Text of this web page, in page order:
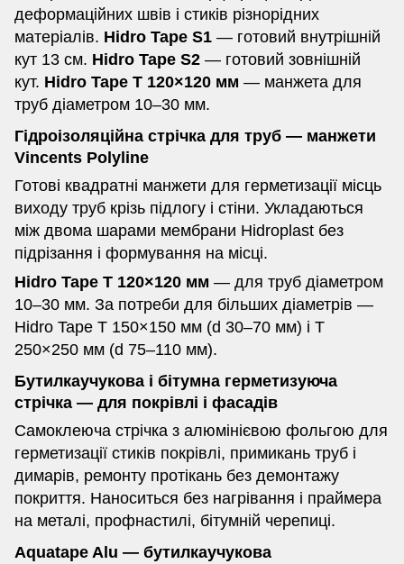
деформаційних швів і стиків різнорідних
матеріалів. Hidro Tape S1 — готовий внутрішній
кут 13 см. Hidro Tape S2 — готовий зовнішній
кут. Hidro Tape T 120×120 мм — манжета для
труб діаметром 10–30 мм.
Гідроізоляційна стрічка для труб — манжети
Vincents Polyline
Готові квадратні манжети для герметизації місць
виходу труб крізь підлогу і стіни. Укладаються
між двома шарами мембрани Hidroplast без
підрізання і формування на місці.
Hidro Tape T 120×120 мм — для труб діаметром
10–30 мм. За потреби для більших діаметрів —
Hidro Tape T 150×150 мм (d 30–70 мм) і T
250×250 мм (d 75–110 мм).
Бутилкаучукова і бітумна герметизуюча
стрічка — для покрівлі і фасадів
Самоклеюча стрічка з алюмінієвою фольгою для
герметизації стиків покрівлі, примикань труб і
димарів, ремонту протікань без демонтажу
покриття. Наноситься без нагрівання і праймера
на металі, профнастилі, бітумній черепиці.
Aquatape Alu — бутилкаучукова